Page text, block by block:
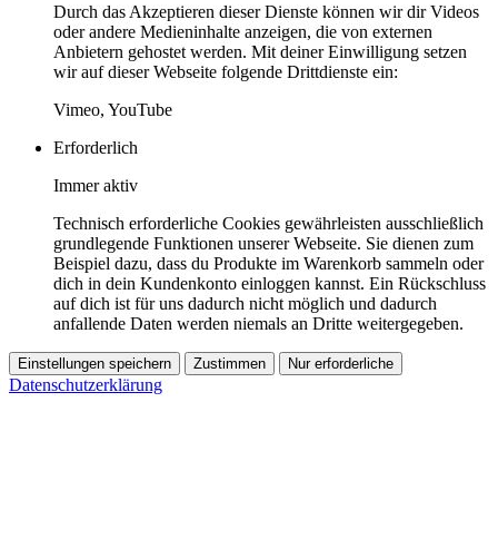
Durch das Akzeptieren dieser Dienste können wir dir Videos
oder andere Medieninhalte anzeigen, die von externen
Anbietern gehostet werden. Mit deiner Einwilligung setzen
wir auf dieser Webseite folgende Drittdienste ein:
Vimeo, YouTube
Erforderlich
Immer aktiv
Technisch erforderliche Cookies gewährleisten ausschließlich
grundlegende Funktionen unserer Webseite. Sie dienen zum
Beispiel dazu, dass du Produkte im Warenkorb sammeln oder
dich in dein Kundenkonto einloggen kannst. Ein Rückschluss
auf dich ist für uns dadurch nicht möglich und dadurch
anfallende Daten werden niemals an Dritte weitergegeben.
Einstellungen speichern Zustimmen Nur erforderliche
Datenschutzerklärung